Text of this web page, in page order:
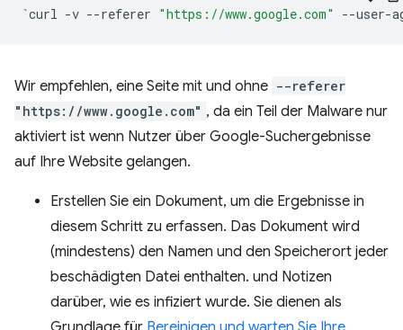
`curl -v --referer "https://www.google.com" --user-
Wir empfehlen, eine Seite mit und ohne --referer
"https://www.google.com" , da ein Teil der Malware nur
aktiviert ist wenn Nutzer über Google-Suchergebnisse
auf Ihre Website gelangen.
Erstellen Sie ein Dokument, um die Ergebnisse in
diesem Schritt zu erfassen. Das Dokument wird
(mindestens) den Namen und den Speicherort jeder
beschädigten Datei enthalten. und Notizen
darüber, wie es infiziert wurde. Sie dienen als